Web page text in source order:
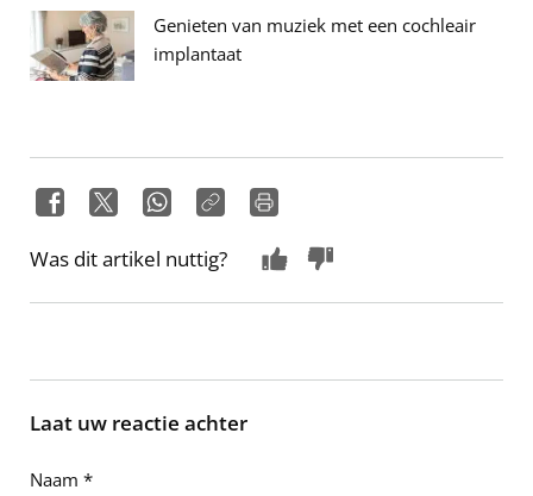
Genieten van muziek met een cochleair
implantaat
Was dit artikel nuttig?
Laat uw reactie achter
Naam *